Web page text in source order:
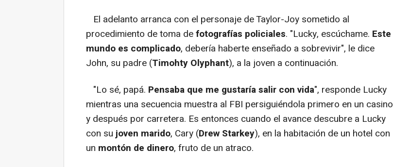
El adelanto arranca con el personaje de Taylor-Joy sometido al
procedimiento de toma defotografías policiales. "Lucky, escúchame. Este
mundo es complicado, debería haberte enseñado a sobrevivir", le dice
John, su padre (Timohty Olyphant), a la joven a continuación.
"Lo sé, papá. Pensaba que me gustaría salir con vida", responde Lucky
mientras una secuencia muestra al FBI persiguiéndola primero en un casino
y después por carretera. Es entonces cuando el avance descubre a Lucky
con sujoven marido, Cary (Drew Starkey), en la habitación de un hotel con
un montón de dinero, fruto de un atraco.